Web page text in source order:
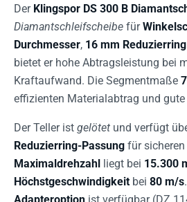
Der Klingspor DS 300 B
Diamantschleifscheibe für
Durchmesser, 16 mm Reduzierring
bietet er hohe Abtragsleistung bei
Kraftaufwand. Die Segmentmaße
effizienten Materialabtrag und
Der Teller ist gelötet und verfügt
Reduzierring-Passung für
Maximaldrehzahl
liegt bei 15.300
Höchstgeschwindigkeit bei 80 m/s